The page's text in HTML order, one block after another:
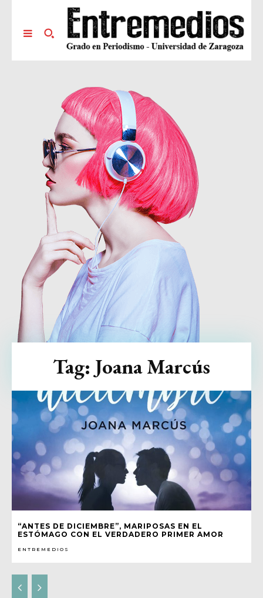
“ANTES DE DICIEMBRE”, MARIPOSAS EN EL
ESTÓMAGO CON EL VERDADERO PRIMER AMOR
ENTREMEDIOS
Tag: Joana Marcús